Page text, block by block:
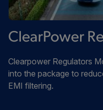
ClearPower
Clearpower Regulators
into the package to
EMI filtering.